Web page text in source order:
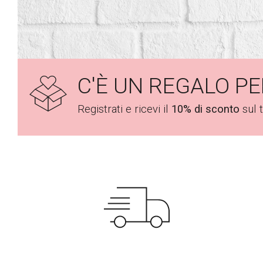
C'È UN REGALO
Registrati e ricevi il 10% di sconto sul